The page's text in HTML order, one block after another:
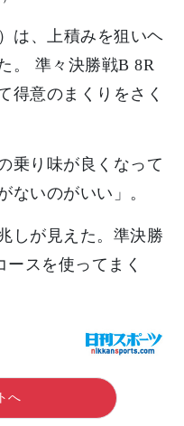
は、上積みを狙いヘ
。 準々決勝戦B 8R
得意のまくりをさく
乗り味が良くなって
ないのがいい」。
しが見えた。準決勝
スを使ってまく
へ